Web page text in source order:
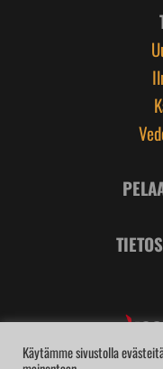
Käytämme sivustolla